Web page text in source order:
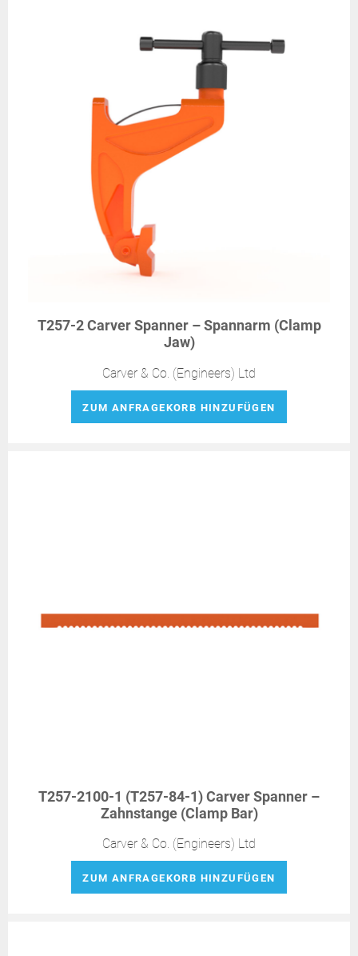
T257-2 Carver Spanner – Spannarm (Clamp
Jaw)
Carver & Co. (Engineers) Ltd
ZUM ANFRAGEKORB HINZUFÜGEN
T257-2100-1 (T257-84-1) Carver Spanner –
Zahnstange (Clamp Bar)
Carver & Co. (Engineers) Ltd
ZUM ANFRAGEKORB HINZUFÜGEN